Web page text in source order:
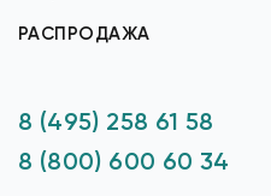
РАСПРОДАЖА
8 (495) 258 61 58
8 (800) 600 60 34